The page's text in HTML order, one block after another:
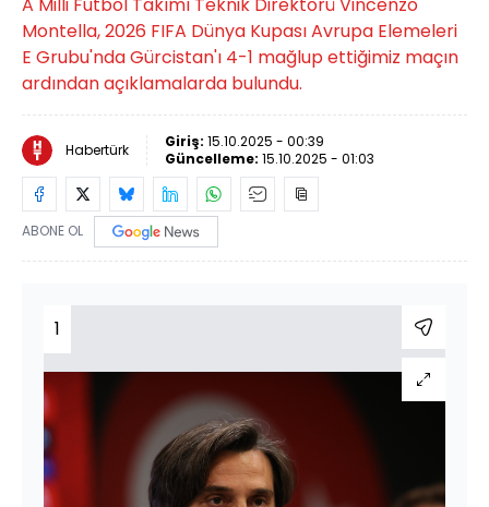
Montella, 2026 FIFA Dünya Kupası Avrupa Elemeleri
E Grubu'nda Gürcistan'ı 4-1 mağlup ettiğimiz maçın
ardından açıklamalarda bulundu.
Habertürk Giriş: 15.10.2025 - 00:39
Güncelleme: 15.10.2025 - 01:03
ABONE OL
1